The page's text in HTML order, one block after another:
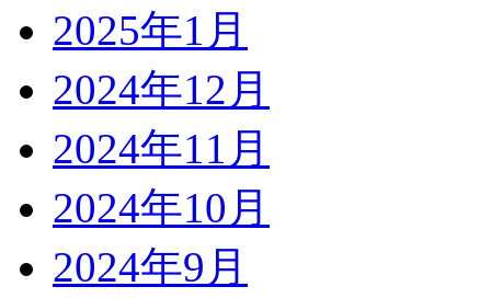
2025年1月
2024年12月
2024年11月
2024年10月
2024年9月